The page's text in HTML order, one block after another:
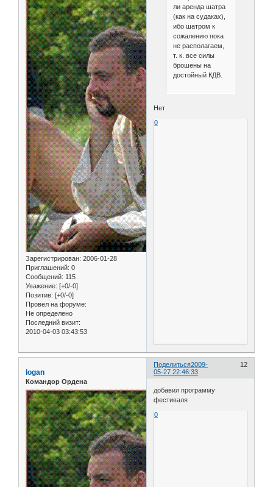
Зарегистрирован: 2006-01-28
Приглашений: 0
Сообщений: 115
Уважение: [+0/-0]
Позитив: [+0/-0]
Провел на форуме:
Не определено
Последний визит:
2010-04-03 03:43:53
ли аренда шатра
(как на судаках),
ибо шатром к
сожалению пока
не располагаем,
т. к. все силы
брошены на
достойный КДВ.
Нет
0
Поделиться 12
2009-
05-27 22:46:33
Iogan
Командор Ордена
добавил программу
фестиваля
0